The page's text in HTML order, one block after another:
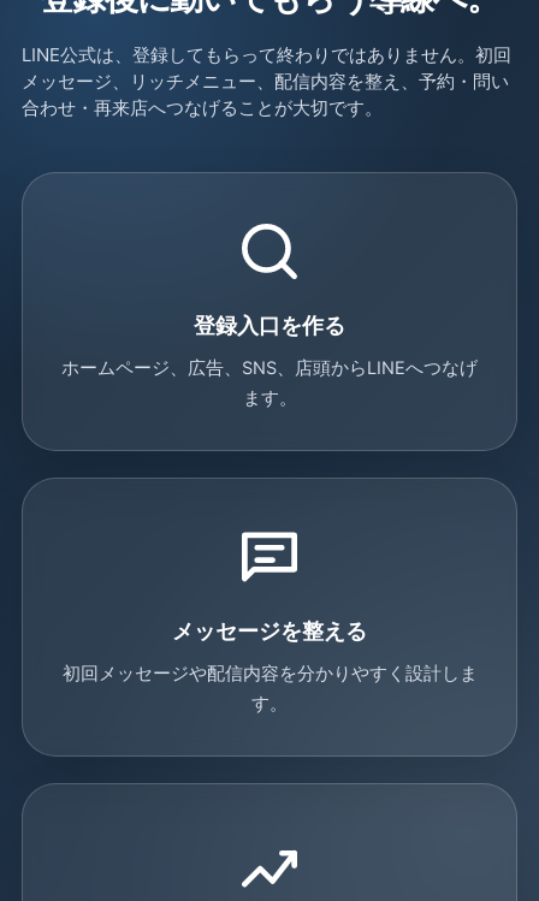
LINE公式は、登録してもらって終わりではありません。初回
メッセージ、リッチメニュー、配信内容を整え、予約・問い
合わせ・再来店へつなげることが大切です。
登録入口を作る
ホームページ、広告、SNS、店頭からLINEへつなげ
ます。
メッセージを整える
初回メッセージや配信内容を分かりやすく設計しま
す。